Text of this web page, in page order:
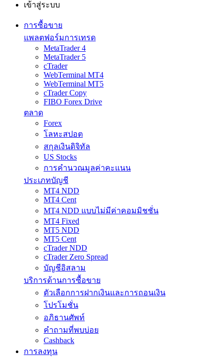
เข้าสู่ระบบ
การซื้อขาย
แพลตฟอร์มการเทรด
MetaTrader 4
MetaTrader 5
cTrader
WebTerminal MT4
WebTerminal MT5
cTrader Copy
FIBO Forex Drive
ตลาด
Forex
โลหะสปอต
สกุลเงินดิจิทัล
US Stocks
การคำนวณมูลค่าคะแนน
ประเภทบัญชี
MT4 NDD
MT4 Cent
MT4 NDD แบบไม่มีค่าคอมมิชชั่น
MT4 Fixed
MT5 NDD
MT5 Cent
cTrader NDD
cTrader Zero Spread
บัญชีอิสลาม
บริการด้านการซื้อขาย
ตัวเลือกการฝากเงินและการถอนเงิน
โปรโมชั่น
อภิธานศัพท์
คำถามที่พบบ่อย
Cashback
การลงทุน